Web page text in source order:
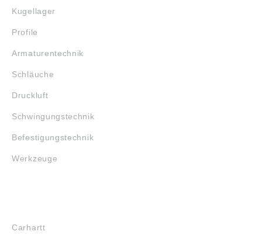
Kugellager
Profile
Armaturentechnik
Schläuche
Druckluft
Schwingungstechnik
Befestigungstechnik
Werkzeuge
Carhartt